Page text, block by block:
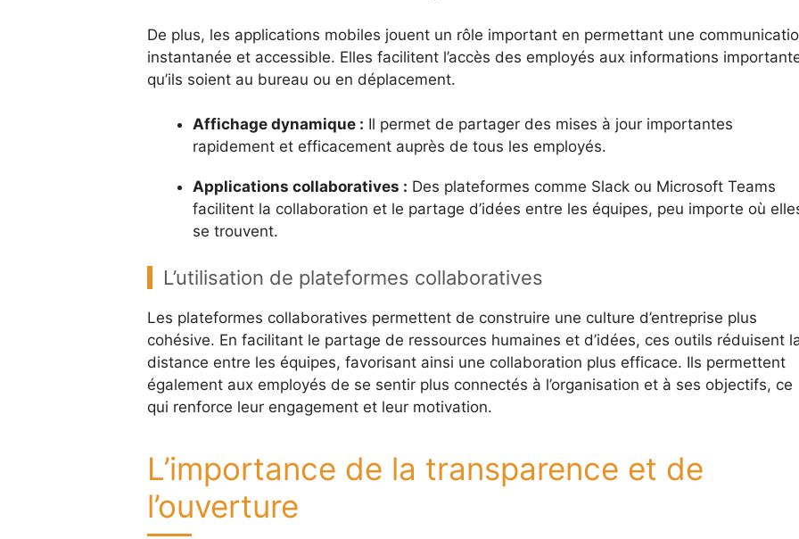
De plus, les applications mobiles jouent un rôle important en permettant une
instantanée et accessible. Elles facilitent l’accès des employés aux informations
qu’ils soient au bureau ou en déplacement.
Affichage dynamique : Il permet de partager des mises à jour importantes
rapidement et efficacement auprès de tous les employés.
Applications collaboratives : Des plateformes comme Slack ou Microsoft Teams
facilitent la collaboration et le partage d’idées entre les équipes, peu importe où
se trouvent.
L’utilisation de plateformes collaboratives
Les plateformes collaboratives permettent de construire une culture d’entreprise plus
cohésive. En facilitant le partage de ressources humaines et d’idées, ces outils réduisent
distance entre les équipes, favorisant ainsi une collaboration plus efficace. Ils permettent
également aux employés de se sentir plus connectés à l’organisation et à ses objectifs, ce
qui renforce leur engagement et leur motivation.
L’importance de la transparence et de
l’ouverture